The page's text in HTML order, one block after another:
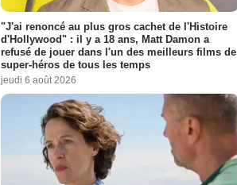
"J'ai renoncé au plus gros cachet de l'Histoire
d'Hollywood" : il y a 18 ans, Matt Damon a
refusé de jouer dans l'un des meilleurs films de
super-héros de tous les temps
jeudi 6 août 2026